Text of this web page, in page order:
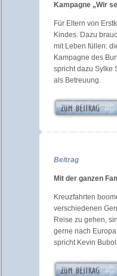
Kampagne „Wir
Für Eltern von
Kindes. Dazu
mit Leben füllen:
Kampagne des
spricht dazu Sylke
als Betreuung.
Beitrag
Mit der ganzen
Kreuzfahrten
verschiedenen
Reise zu gehen,
gerne nach
spricht Kevin